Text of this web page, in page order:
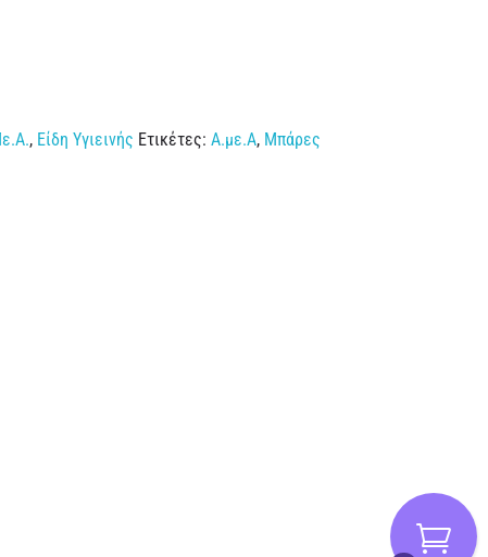
, Είδη Υγιεινής Ετικέτες:Α.με.Α, Μπάρες